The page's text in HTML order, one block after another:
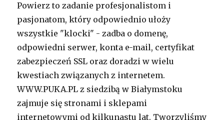
Powierz to zadanie profesjonalistom i
pasjonatom, który odpowiednio ułoży
wszystkie "klocki" - zadba o domenę,
odpowiedni serwer, konta e-mail, certyfikat
zabezpieczeń SSL oraz doradzi w wielu
kwestiach związanych z internetem.
WWW.PUKA.PL z siedzibą w Białymstoku
zajmuje się stronami i sklepami
internetowymi od kilkunastu lat. Tworzyliśmy